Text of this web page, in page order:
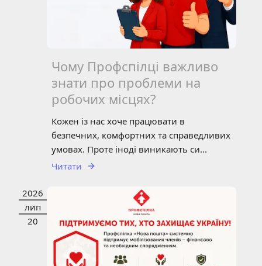
Чому Профспілці важливо
знати про проблеми на
робочих місцях?
Кожен із нас хоче працювати в
безпечних, комфортних та справедливих
умовах. Проте іноді виникають си...
Читати
2026
лип
20
ЗВІТНІСТЬ